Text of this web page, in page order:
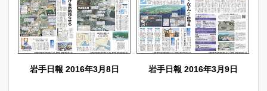
岩手日報 2016年3月8日 岩手日報 2016年3月9日